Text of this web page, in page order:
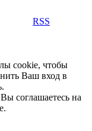
RSS
cookie, чтобы
Ваш вход в
соглашаетесь на